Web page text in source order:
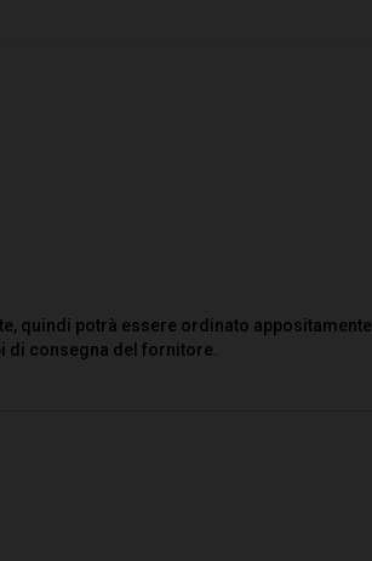
quindi potrà essere ordinato appositamente.
di consegna del fornitore.